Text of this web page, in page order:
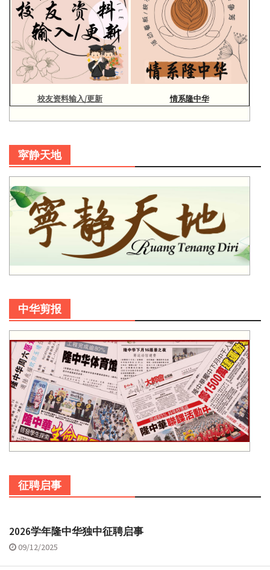
校友资料输入/更新 情系隆中华
寜静天地
中华剪报
征聘启事
2026学年隆中华独中征聘启事
09/12/2025